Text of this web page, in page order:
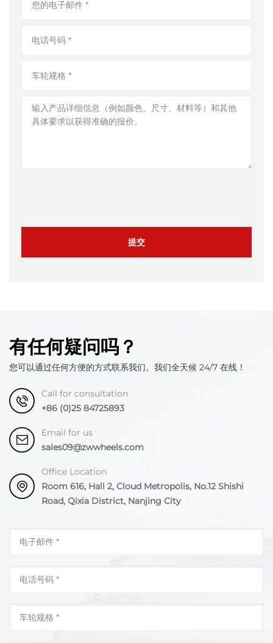
提交
有任何疑问吗？
您可以通过任何方便的方式联系我们。我们全天候 24/7 在线！
Call for consultation
+86 (0)25 84725893
Email for us
sales09@zwwheels.com
Office Location
Room 616, Hall 2, Cloud Metropolis, No.12 Shishi
Road, Qixia District, Nanjing City